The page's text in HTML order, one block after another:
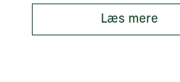
Læs mere